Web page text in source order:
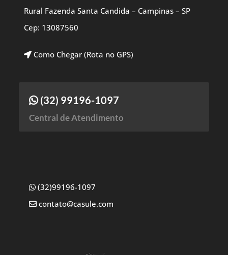
Rural Fazenda Santa Candida – Campinas – SP
Cep: 13087560
Como Chegar (Rota no GPS)
(32) 99196-1097
Central de Atendimento
(32)99196-1097
contato@casule.com